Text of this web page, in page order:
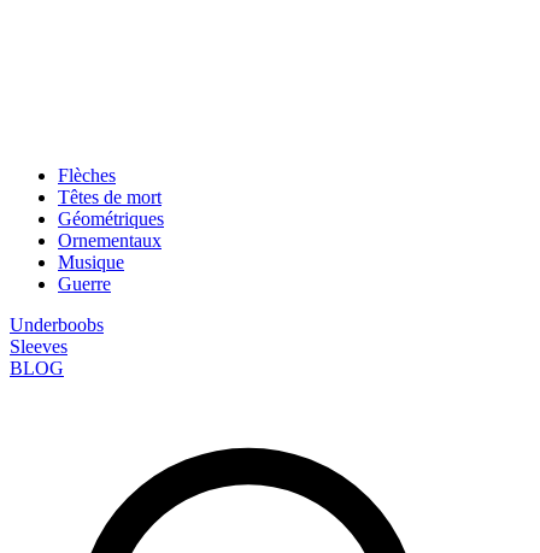
Flèches
Têtes de mort
Géométriques
Ornementaux
Musique
Guerre
Underboobs
Sleeves
BLOG